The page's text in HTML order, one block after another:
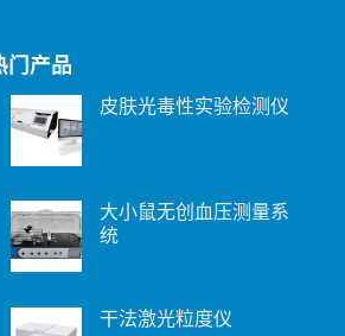
门产品
皮肤光毒性实验检测仪
大小鼠无创血压测量系
统
干法激光粒度仪